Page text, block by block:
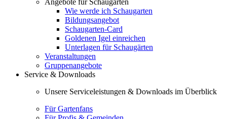
Angebote für Schaugärten
Wie werde ich Schaugarten
Bildungsangebot
Schaugarten-Card
Goldenen Igel einreichen
Unterlagen für Schaugärten
Veranstaltungen
Gruppenangebote
Service & Downloads
Unsere Serviceleistungen & Downloads im Überblick
Für Gartenfans